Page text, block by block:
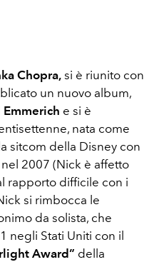
Chopra,si è riunito con
un nuovo album,
Emmerich e si è
nata come
sitcom della Disney con
2007 (Nick è affetto
rapporto difficile con i
si rimbocca le
da solista, che
negli Stati Uniti con il
Award” della